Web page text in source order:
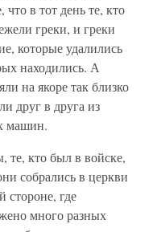
в тот день те, кто
греки, и греки
которые удалились
находились. А
на якоре так близко
друг в друга из
машин.
те, кто был в войске,
собрались в церкви
стороне, где
много разных